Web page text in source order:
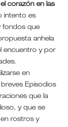
corazón en las
intento es
fondos que
anhela
encuentro y por
en
Episodios
que la
y que se
rostros y